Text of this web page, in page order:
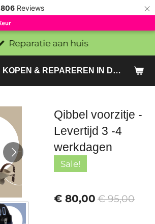
806 Reviews ×
FATBIKES KOPEN & REPAREREN IN DEN HAAG EN ZOETERMEER - SACHE BIKES
Reparatie aan huis
Qibbel voorzitje -
Levertijd 3 -4
werkdagen
Sale!
€ 80,00 € 95,00